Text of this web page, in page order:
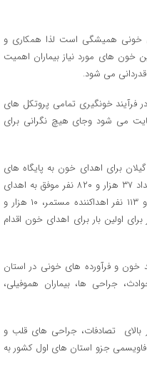
خونی همیشگی است لذا همکاری و
خون های مورد نیاز بیماران اهمیت
قدردانی می شود.
فرآیند خونگیری تمامی پروتکل های
می شود وجای هیچ نگرانی برای
امسال ۴۳ هزار و ۴۴۱ نفر در گیلان برای اهدای خون به پایگاه های
انتقال خون استان مراجعه کردند که از این تعداد ۳۷ هزار و ۸۲۰ نفر موفق به اهدای
خون شدند، از مجموع اهداکنندگان ۲۲ هزار و ۱۱۳ نفر اهداکننده مستمر، ۱۰ هزار و
با سابقه بوده و پنج هزار و ۳۷۵ نفر برای اولین بار برای اهدای خون اقدام
بیش از ۲۰۰ هزار واحد خون و فرآورده های خونی در استان
جراحی ها، بیماران هموفیلی،
بالای تصادفات، جراحی های قلب و
فاویسمی جزو استان های اول کشور به